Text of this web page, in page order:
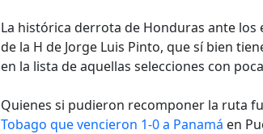
La histórica derrota de Honduras ante
de la H de Jorge Luis Pinto, que sí bien
en la lista de aquellas selecciones con
Quienes si pudieron recomponer la ruta
Tobago que vencieron 1-0 a Panamá en